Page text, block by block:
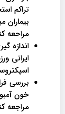
بیماران
مراحعه
ایرانی
بررسی
خون
مراجعه